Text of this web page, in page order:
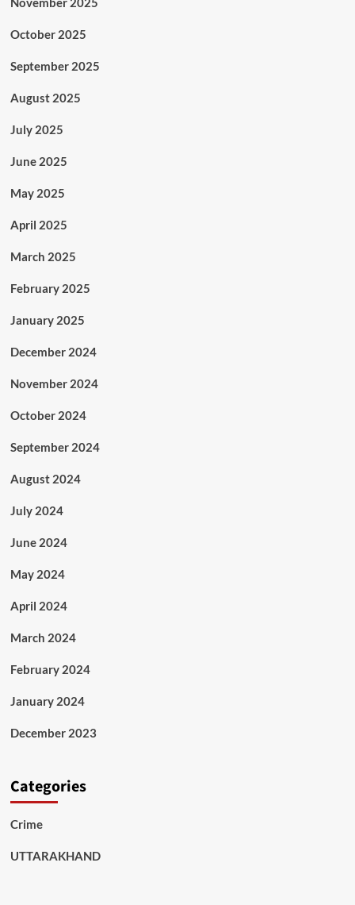
October 2025
September 2025
August 2025
July 2025
June 2025
May 2025
April 2025
March 2025
February 2025
January 2025
December 2024
November 2024
October 2024
September 2024
August 2024
July 2024
June 2024
May 2024
April 2024
March 2024
February 2024
January 2024
December 2023
Categories
Crime
UTTARAKHAND